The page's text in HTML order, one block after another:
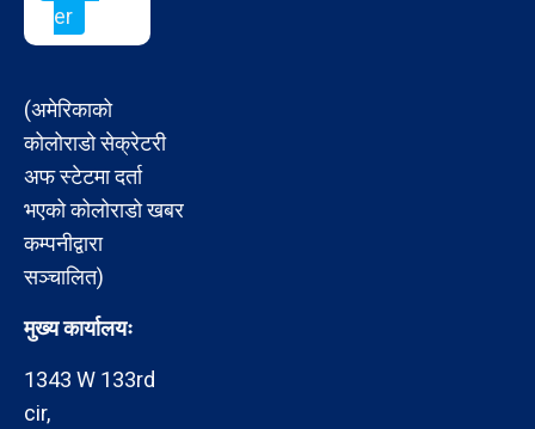
er
(अमेरिकाको
कोलोराडो सेक्रेटरी
अफ स्टेटमा दर्ता
भएको कोलोराडो खबर
कम्पनीद्वारा
सञ्चालित)
मुख्य कार्यालयः
1343 W 133rd
cir,